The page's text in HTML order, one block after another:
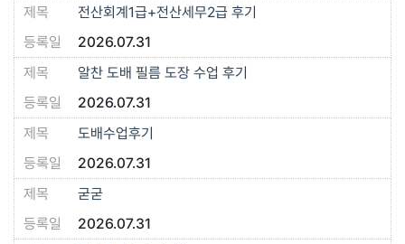
전산회계1급+전산세무2급 후기
2026.07.31
알찬 도배 필름 도장 수업 후기
2026.07.31
도배수업후기
2026.07.31
굳굳
2026.07.31